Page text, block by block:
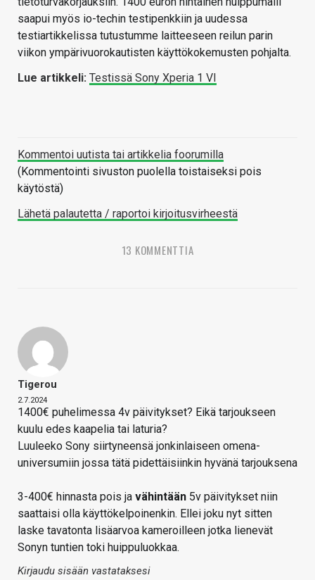
saapui myös io-techin testipenkkiin ja uudessa
testiartikkelissa tutustumme laitteeseen reilun parin
viikon ympärivuorokautisten käyttökokemusten pohjalta.
Lue artikkeli: Testissä Sony Xperia 1 VI
Kommentoi uutista tai artikkelia foorumilla
(Kommentointi sivuston puolella toistaiseksi pois
käytöstä)
Lähetä palautetta / raportoi kirjoitusvirheestä
13 KOMMENTTIA
Tigerou
2.7.2024
1400€ puhelimessa 4v päivitykset? Eikä tarjoukseen
kuulu edes kaapelia tai laturia?
Luuleeko Sony siirtyneensä jonkinlaiseen omena-
universumiin jossa tätä pidettäisiinkin hyvänä tarjouksena
3-400€ hinnasta pois ja vähintään 5v päivitykset niin
saattaisi olla käyttökelpoinenkin. Ellei joku nyt sitten
laske tavatonta lisäarvoa kameroilleen jotka lienevät
Sonyn tuntien toki huippuluokkaa.
Kirjaudu sisään vastataksesi